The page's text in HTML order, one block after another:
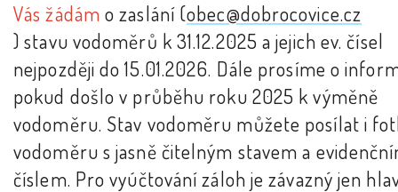
Vás žádám o zaslání (obec@dobrocovice.cz
) stavu vodoměrů k 31.12.2025 a jejich ev. čísel
nejpozději do 15.01.2026. Dále prosíme o
pokud došlo v průběhu roku 2025 k výměně
vodoměru. Stav vodoměru můžete posílat i
vodoměru s jasně čitelným stavem a
číslem. Pro vyúčtování záloh je závazný jen